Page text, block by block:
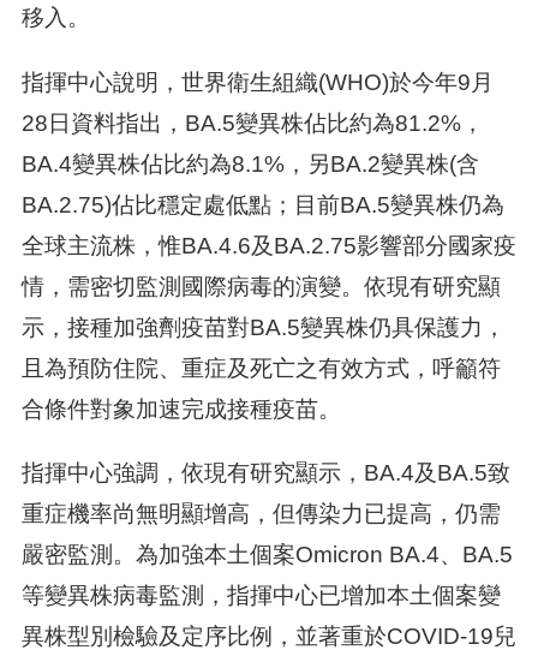
移入。
指揮中心說明，世界衛生組織(WHO)於今年9月
28日資料指出，BA.5變異株佔比約為81.2%，
BA.4變異株佔比約為8.1%，另BA.2變異株(含
BA.2.75)佔比穩定處低點；目前BA.5變異株仍為
全球主流株，惟BA.4.6及BA.2.75影響部分國家疫
情，需密切監測國際病毒的演變。依現有研究顯
示，接種加強劑疫苗對BA.5變異株仍具保護力，
且為預防住院、重症及死亡之有效方式，呼籲符
合條件對象加速完成接種疫苗。
指揮中心強調，依現有研究顯示，BA.4及BA.5致
重症機率尚無明顯增高，但傳染力已提高，仍需
嚴密監測。為加強本土個案Omicron BA.4、BA.5
等變異株病毒監測，指揮中心已增加本土個案變
異株型別檢驗及定序比例，並著重於COVID-19兒